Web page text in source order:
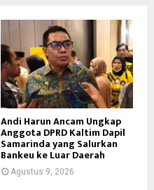
Andi Harun Ancam Ungkap
Anggota DPRD Kaltim Dapil
Samarinda yang Salurkan
Bankeu ke Luar Daerah
Agustus 9, 2026